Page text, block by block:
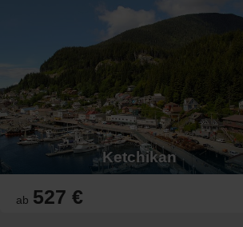
Ketchikan
ab 527 €